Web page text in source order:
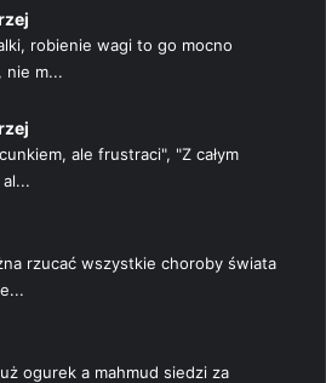
robienie wagi to go mocno
nie m...
ale frustraci", "Z całym
rzucać wszystkie choroby świata
ogurek a mahmud siedzi za